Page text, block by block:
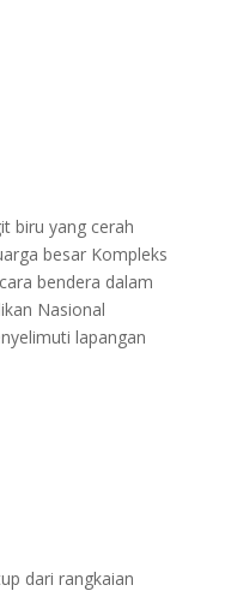
biru yang cerah
besar Kompleks
bendera dalam
Nasional
lapangan
dari rangkaian